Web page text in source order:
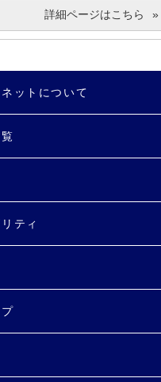
詳細ページはこちら
ットについて
ティ